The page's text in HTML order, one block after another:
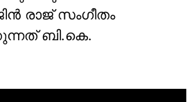
രാജ് സംഗീതം
ബി.കെ.